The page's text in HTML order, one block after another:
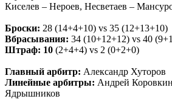
Киселев – Нероев, Несветаев –
Броски: 28 (14+4+10) vs 35 (12+13+10)
Вбрасывания: 34 (10+12+12) vs 40
Штраф: 10 (2+4+4) vs 2 (0+2+0)
Главный арбитр: Александр Хуторов
Линейные арбитры: Андрей
Ядрышников